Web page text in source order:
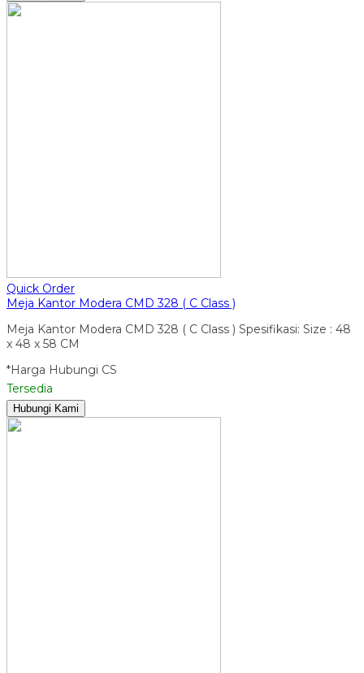
Quick Order
Meja Kantor Modera CMD 328 ( C Class )
Meja Kantor Modera CMD 328 ( C Class ) Spesifikasi: Size : 48
x 48 x 58 CM
*Harga Hubungi CS
Tersedia
Hubungi Kami